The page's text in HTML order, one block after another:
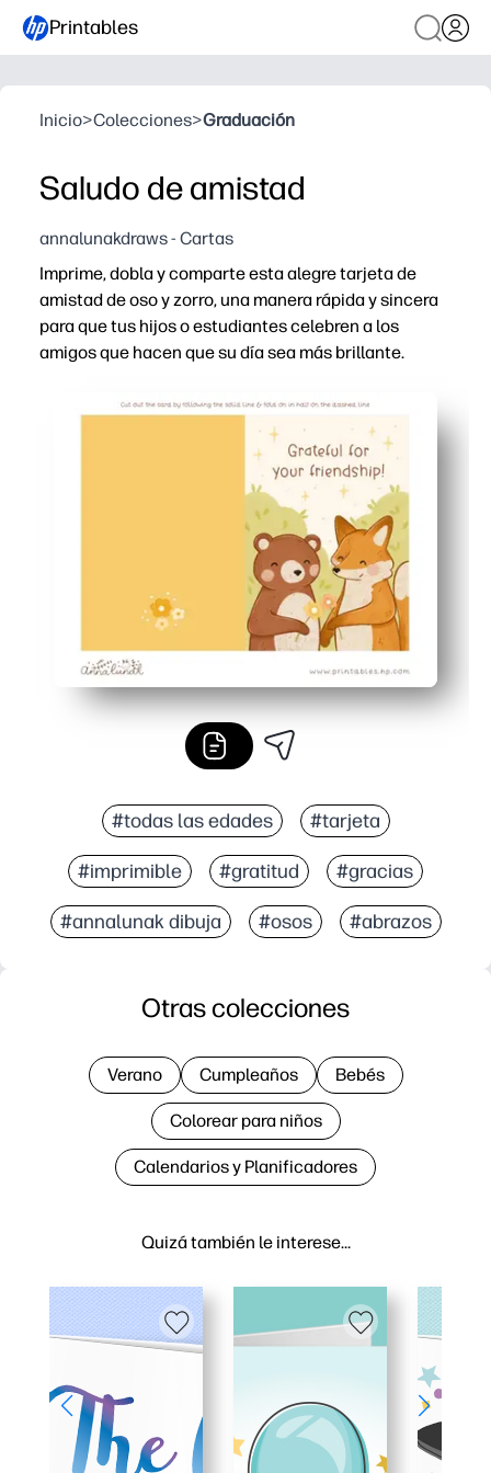
Printables
Inicio>Colecciones>Graduación
Saludo de amistad
annalunakdraws - Cartas
Imprime, dobla y comparte esta alegre tarjeta de
amistad de oso y zorro, una manera rápida y sincera
para que tus hijos o estudiantes celebren a los
amigos que hacen que su día sea más brillante.
Cero preparación: imprime en papel liso o cartulina,
Diseño aprobado por los jóvenes que motiva la
Perfecto para aulas y familias - úselo para la semana
Ahorra tiempo y estrés: no hay tiendas de última hora,
#todas las edades #tarjeta
#imprimible #gratitud #gracias
#annalunak dibuja #osos #abrazos
Quizá también le interese…
Otras colecciones
Verano Cumpleaños Bebés
Colorear para niños
Calendarios y Planificadores